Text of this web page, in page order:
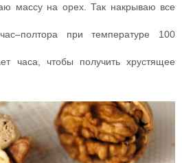
массу на орех. Так накрываю все
при температуре 100
часа, чтобы получить хрустящее